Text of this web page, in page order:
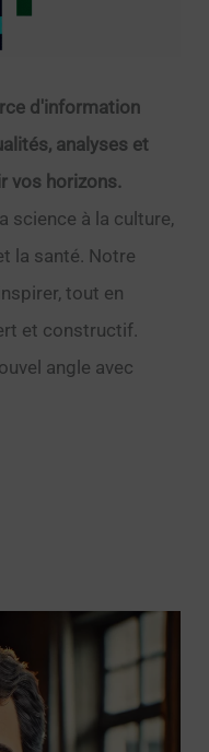
d'information
analyses et
vos horizons.
science à la culture,
la santé. Notre
tout en
et constructif.
angle avec